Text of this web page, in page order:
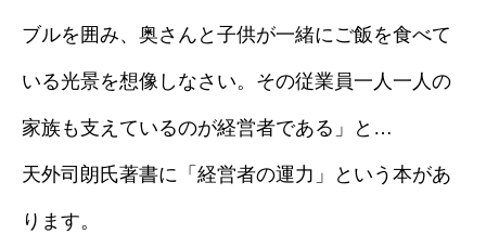
ブルを囲み、奥さんと子供が一緒にご飯を食べて
いる光景を想像しなさい。その従業員一人一人の
家族も支えているのが経営者である」と…
天外司朗氏著書に「経営者の運力」という本があ
ります。